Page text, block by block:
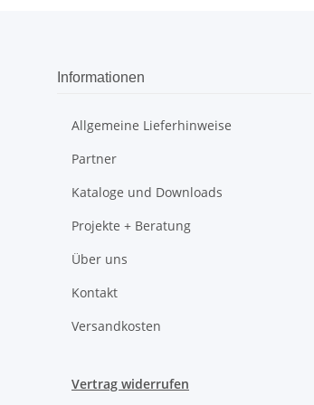
Informationen
Allgemeine Lieferhinweise
Partner
Kataloge und Downloads
Projekte + Beratung
Über uns
Kontakt
Versandkosten
Vertrag widerrufen